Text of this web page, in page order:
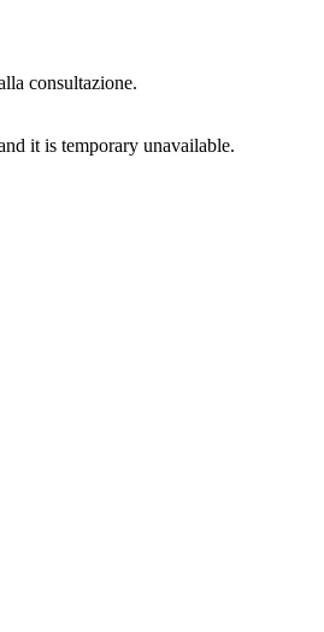
consultazione.
it is temporary unavailable.